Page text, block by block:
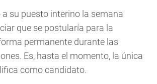
a su puesto interino la semana
que se postularía para la
permanente durante las
Es, hasta el momento, la única
como candidato.